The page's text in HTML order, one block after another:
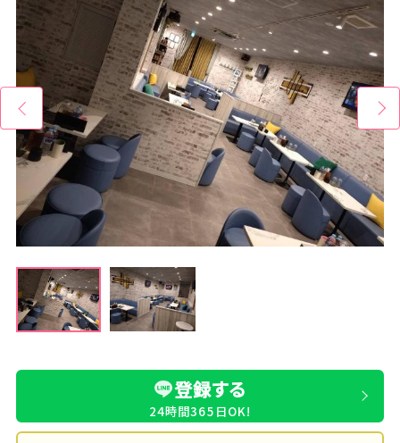
登録する
24時間365日OK!